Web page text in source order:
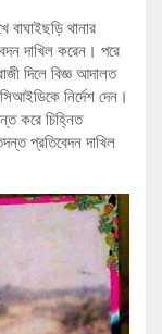
বাঘাইছড়ি থানার
দাখিল করেন। পরে
দিলে বিজ্ঞ আদালত
নির্দেশ দেন।
করে চিহ্নিত
প্রতিবেদন দাখিল